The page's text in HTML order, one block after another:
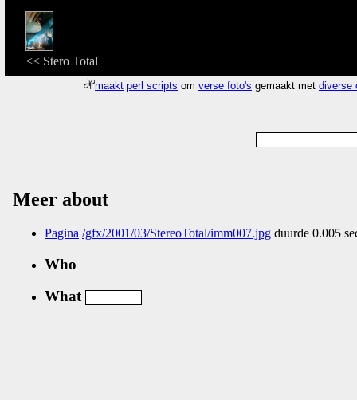
<< Stero Total
maakt perl scripts omverse foto's gemaakt metdiverse
Meer about
Pagina /gfx/2001/03/StereoTotal/imm007.jpg duurde 0.005
Who
What